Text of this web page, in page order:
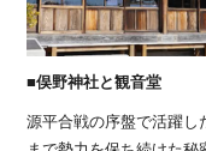
■俣野神社と観音堂
源平合戦の序盤で活躍し